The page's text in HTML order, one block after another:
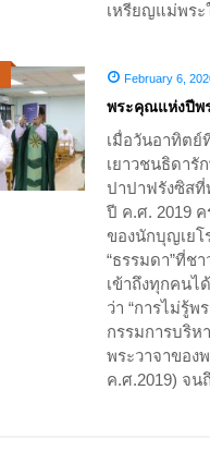
เหรียญแม่พร
February 6,
พระคุณแห่งปีพ
เมื่อวันอาทิต
เยาวชนธิดารั
ปาปาฟรังซิสที่
ปี ค.ศ. 2019
ของนักบุญเยโ
“ธรรมดา”ที่ช
เข้าถึงทุกคนไ
ว่า “การไม่รู้
กรรมการบริห
พระวาจาของ
ค.ศ.2019) จน